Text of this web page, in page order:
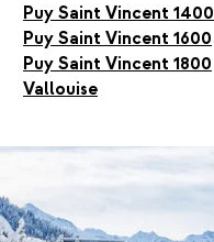
Puy Saint Vincent 1400
Puy Saint Vincent 1600
Puy Saint Vincent 1800
Vallouise